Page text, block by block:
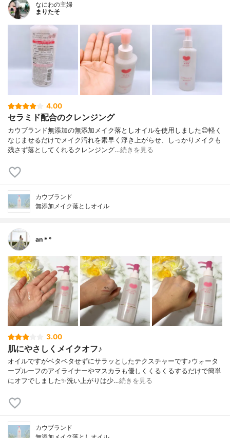
なにわの主婦
まりたそ
4.00
セラミド配合のクレンジング
カウブランド無添加の無添加メイク落としオイルを使用しました😊軽く
なじませるだけでメイク汚れを素早く浮き上がらせ、しっかりメイクも
残さず落としてくれるクレンジング…続きを見る
カウブランド
無添加メイク落としオイル
an＊°
3.00
肌にやさしくメイクオフ♪
オイルですがベタベタせずにサラッとしたテクスチャーです♪ウォータ
ープルーフのアイライナーやマスカラも優しくくるくるするだけで簡単
にオフでしました✨洗い上がりは少…続きを見る
カウブランド